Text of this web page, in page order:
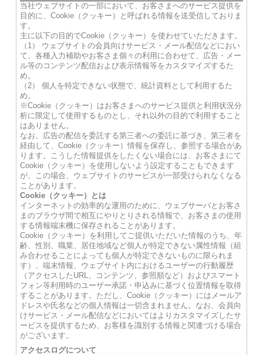
当社ウェブサイトの一部において、お客さまへのサービス提供を
目的に、Cookie（クッキー）と呼ばれる情報を送受信しておりま
す。
主に以下の目的でCookie（クッキー）を使わせていただきます。
（1） ウェブサイトの会員向けサービス・メール配信などにおい
て、各種入力補助やお客さま個々の利用に合わせて、広告・メー
ル等のコンテンツ配信および表示情報等をカスタマイズするた
め。
（2） 個人を特定できない状態で、統計資料として利用するた
め。
※Cookie（クッキー）はお客さまへのサービス提供と利用状況分
析に限定して使用するものとし、それ以外の目的で利用すること
はありません。
なお、広告の配信を委託する第三者への委託に基づき、第三者を
経由して、Cookie（クッキー）情報を保存し、参照する場合があ
ります。こうした情報提供をしたくない場合には、お客さまにて
Cookie（クッキー）を使用しないよう設定することもできます
が、この場合、ウェブサイトのサービスが一部受けられなくなる
ことがあります。
Cookie（クッキー）とは
インターネットの効率的な運用のために、ウェブサーバとお客さ
まのブラウザ間で相互にやりとりされる情報で、お客さまの使用
する情報端末機に保存されることがあります。
Cookie（クッキー）を利用してご提供いただいた情報のうち、年
齢、性別、職業、居住地域など個人が特定できない属性情報（組
み合わせることによっても個人が特定できないものに限られま
す）、端末情報、ウェブサイト内におけるユーザーの行動履歴
（アクセスしたURL、コンテンツ、参照順など）およびスマート
フォン等利用時のユーザー承諾・申込みに基づく位置情報を取得
することがあります。ただし、Cookie（クッキー）にはメールア
ドレスや氏名などの個人情報は一切含まれません。なお、会員向
けサービス・メール配信などにおいてはよりカスタマイズしたサ
ービスを提供するため、お客様を識別する情報と関連づける場合
がございます。
アクセスログについて